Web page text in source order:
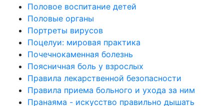
Половое воспитание детей
Половые органы
Портреты вирусов
Поцелуи: мировая практика
Почечнокаменная болезнь
Поясничная боль у взрослых
Правила лекарственной безопасности
Правила приема больного и ухода за ним
Пранаяма - искусство правильно дышать